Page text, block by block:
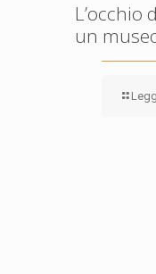
L’occhio
un